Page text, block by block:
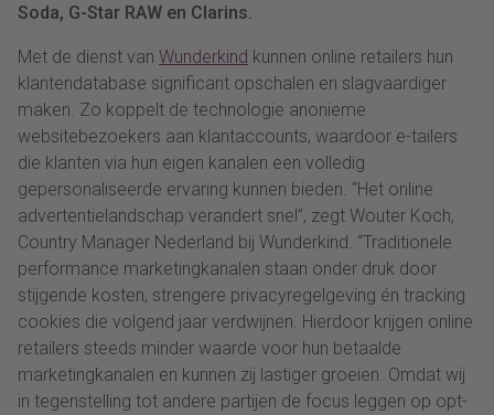
Soda, G-Star RAW en Clarins.
Met de dienst van Wunderkind kunnen online retailers hun
klantendatabase significant opschalen en slagvaardiger
maken. Zo koppelt de technologie anonieme
websitebezoekers aan klantaccounts, waardoor e-tailers
die klanten via hun eigen kanalen een volledig
gepersonaliseerde ervaring kunnen bieden. “Het online
advertentielandschap verandert snel”, zegt Wouter Koch,
Country Manager Nederland bij Wunderkind. “Traditionele
performance marketingkanalen staan onder druk door
stijgende kosten, strengere privacyregelgeving én tracking
cookies die volgend jaar verdwijnen. Hierdoor krijgen online
retailers steeds minder waarde voor hun betaalde
marketingkanalen en kunnen zij lastiger groeien. Omdat wij
in tegenstelling tot andere partijen de focus leggen op opt-